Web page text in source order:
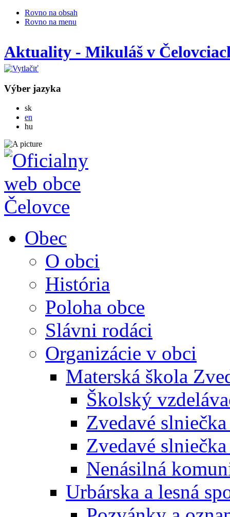
Rovno na obsah
Rovno na menu
Aktuality - Mikuláš v
Výber jazyka
skSlovensky
en
hu
Obec
O obci
História
Poloha obce
Slávni rodáci
Organizácie v obci
Materská škola
Školský
Zvedavé
Zvedavé
Nenásilná
Urbárska a lesná